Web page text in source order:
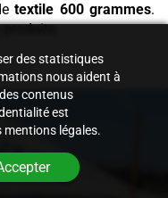
textile 600 grammes.
produits.
des statistiques
nous aident à
contenus
est
mentions légales.